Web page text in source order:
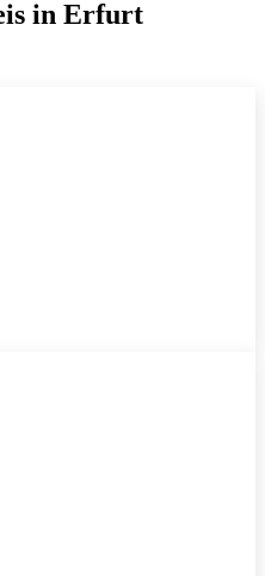
in Erfurt